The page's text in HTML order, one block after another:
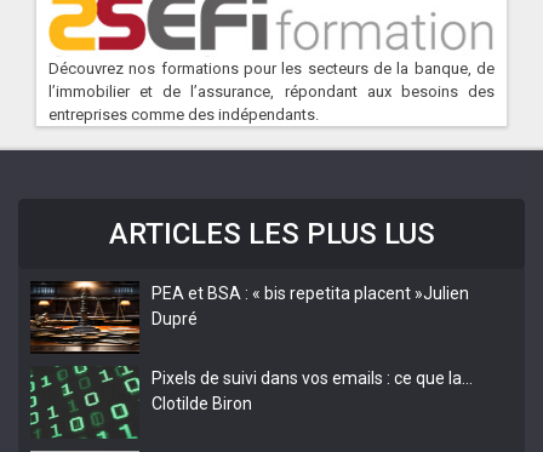
Découvrez nos formations pour les secteurs de la banque, de
l’immobilier et de l’assurance, répondant aux besoins des
entreprises comme des indépendants.
ARTICLES LES PLUS LUS
PEA et BSA : « bis repetita placent »Julien
Dupré
Pixels de suivi dans vos emails : ce que la…
Clotilde Biron